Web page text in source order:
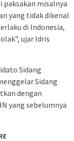
paksakan misalnya
yang tidak dikenal
di Indonesia,
ujar Idris
Sidang
Sidang
dengan
yang sebelumnya